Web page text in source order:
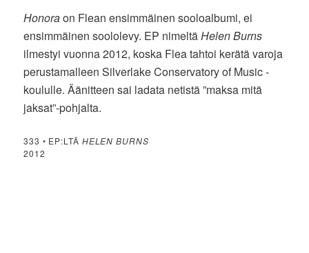
Honoraon Flean ensimmäinen sooloalbumi, ei
ensimmäinen soololevy. EP nimeltäHelen Burns
ilmestyi vuonna 2012, koska Flea tahtoi kerätä varoja
perustamalleen Silverlake Conservatory of Music -
koululle. Äänitteen sai ladata netistä ”maksa mitä
jaksat”-pohjalta.
333 • EP:LTÄ HELEN BURNS
2012